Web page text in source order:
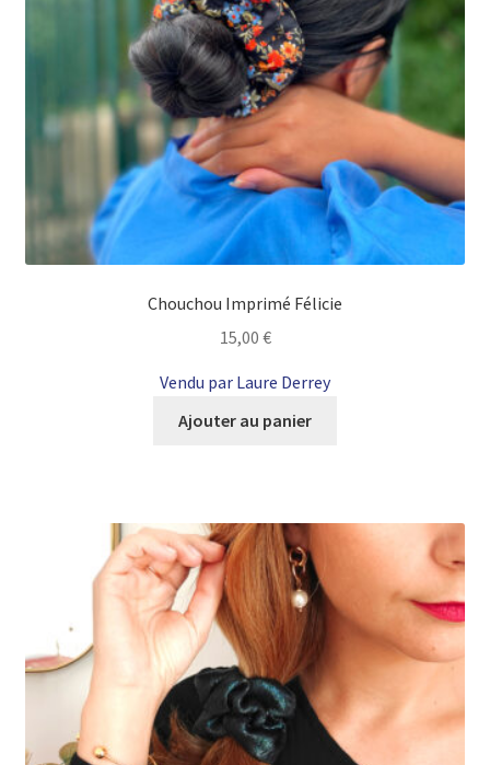
Chouchou Imprimé Félicie
15,00 €
Vendu par Laure Derrey
Ajouter au panier